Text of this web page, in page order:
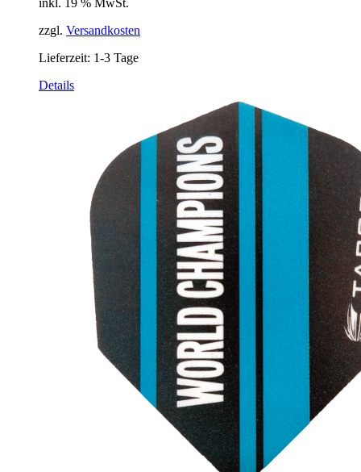
inkl. 19 % MwSt.
zzgl. Versandkosten
Lieferzeit: 1-3 Tage
Details